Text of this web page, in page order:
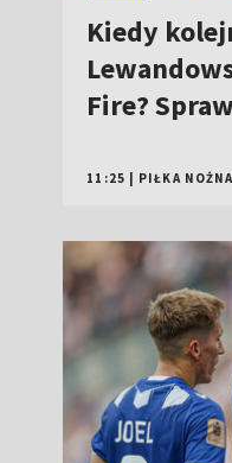
Kiedy
Fire?
11:25 | PIŁKA NOŻNA